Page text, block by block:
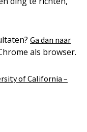
Ga dan naar
als browser.
of California –